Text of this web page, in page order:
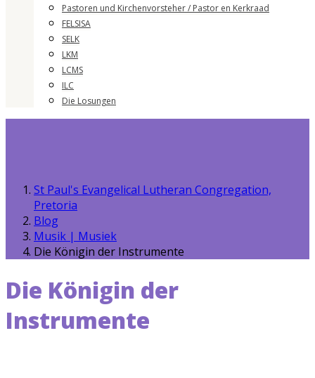
Pastoren und Kirchenvorsteher / Pastor en Kerkraad
FELSISA
SELK
LKM
LCMS
ILC
Die Losungen
St Paul's Evangelical Lutheran Congregation,
Pretoria
Blog
Musik | Musiek
Die Königin der Instrumente
Die Königin der
Instrumente